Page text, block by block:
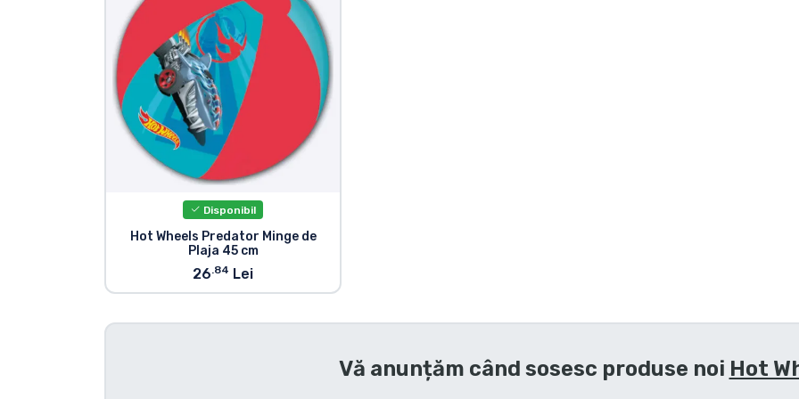
Disponibil
Hot Wheels Predator Minge de
Plaja 45 cm
26.84 Lei
Vă anunțăm când sosesc produse noi Hot
Sortare după serie
Sortare după filme
Sortare după desene
Sortare după Anime
Sortare după jocuri